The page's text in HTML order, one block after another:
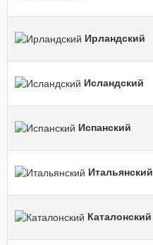
Ирландский
Исландский
Испанский
Итальянский
Каталонский